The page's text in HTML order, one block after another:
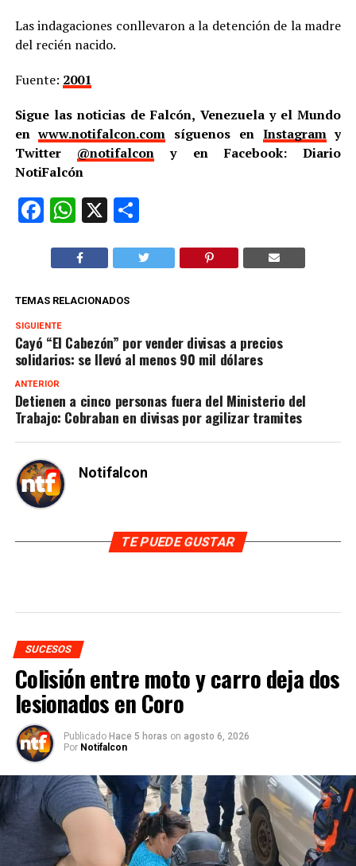
Las indagaciones conllevaron a la detención de la madre
del recién nacido.
Fuente: 2001
Sigue las noticias de Falcón, Venezuela y el Mundo
enwww.notifalcon.com síguenos en Instagramy
Twitter @notifalcon y en Facebook: Diario
NotiFalcón
Facebook
WhatsApp
X Compartir
TEMAS RELACIONADOS
SIGUIENTE
Cayó “El Cabezón” por vender divisas a precios
solidarios: se llevó al menos 90 mil dólares
ANTERIOR
Detienen a cinco personas fuera del Ministerio del
Trabajo: Cobraban en divisas por agilizar tramites
Notifalcon
TE PUEDE GUSTAR
SUCESOS
Colisión entre moto y carro deja dos
lesionados en Coro
Publicado Hace 5 horas on agosto 6, 2026
Por Notifalcon